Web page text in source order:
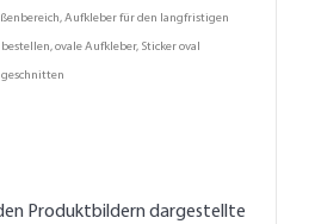
Aufkleber für den langfristigen
ovale Aufkleber, Sticker oval
Produktbildern dargestellte